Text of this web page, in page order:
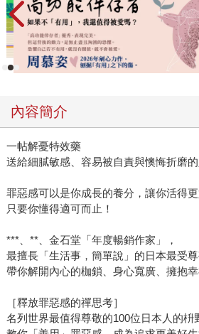
內容簡介
一帖解憂特效藥
送給細膩敏感、容易被自責與懊悔折磨的
罪惡感可以是你成長的養分，讓你活得更
只要你懂得適可而止！
***、**、金石堂「年度暢銷作家」，
最擅長「生活事，簡單說」的日本最受尊
帶你解開內心的枷鎖、身心寬廣、擁抱幸
［釋放罪惡感的禪思考］
名列世界最值得尊敬的100位日本人的枡